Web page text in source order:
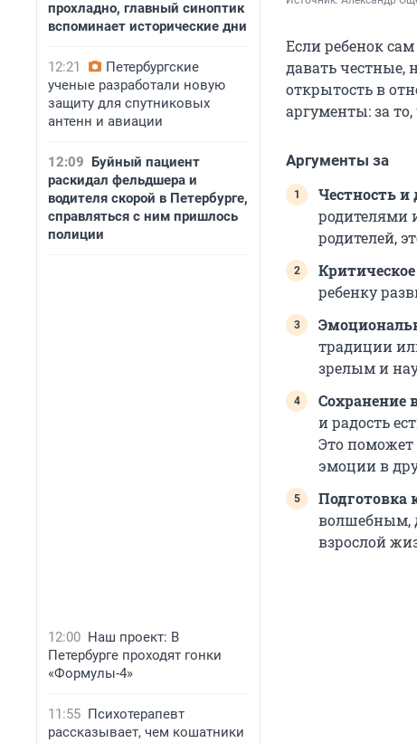
прохладно, главный синоптик
вспоминает исторические дни
12:21
Петербургские
ученые разработали новую
защиту для спутниковых
антенн и авиации
12:09 Буйный пациент
раскидал фельдшера и
водителя скорой в Петербурге,
справляться с ним пришлось
полиции
12:00 Наш проект: В
Петербурге проходят гонки
«Формулы-4»
11:55 Психотерапевт
рассказывает, чем кошатники
Если ребенок
давать честные,
открытость в
аргументы: за
Аргументы за
Честность и
родителями
родителей,
ребенку
традиции
зрелым и
Сохранение
и радость
Это поможет
эмоции в
Подготовка
волшебным,
взрослой